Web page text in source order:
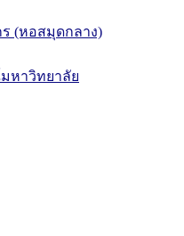
(หอสมุดกลาง)
หาวิทยาลัย